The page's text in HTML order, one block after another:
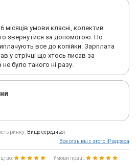
умови класні, колектив
звернутися за допомогою. По
все до копійки. Зарплата
у стрічці що хтось писав за
було такого ні разу.
ринку: Вище середньої
Все отзывы с этого IP адреса
Умови праці: